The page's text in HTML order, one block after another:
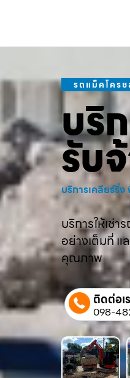
รถแม็คโคร
บริ
รับ
บริการเคลียร์ริ่
บริการให้เช่
อย่างเต็มที่
คุณภาพ
ติดต่อเ
098-